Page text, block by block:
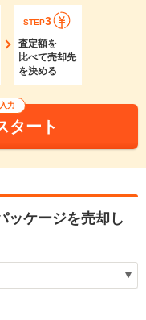
STEP3
査定額を
比べて売却先
を決める
力
タート
ッケージを売却し